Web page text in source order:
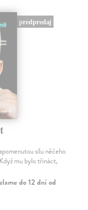
predpredaj
sílu něčeho
mu bylo třináct,
do 12 dní od